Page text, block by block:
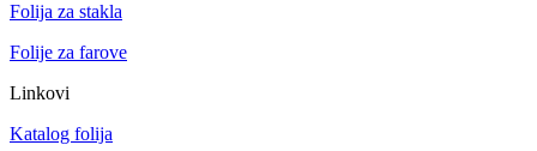
Folija za stakla
Folije za farove
Linkovi
Katalog folija